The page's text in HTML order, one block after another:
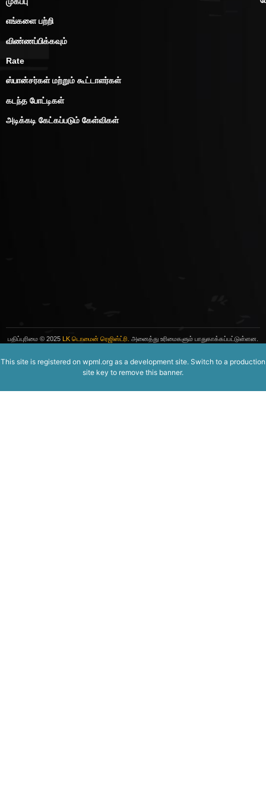
எங்களை பற்றி
விண்ணப்பிக்கவும்
Rate
ஸ்பான்சர்கள் மற்றும் கூட்டாளர்கள்
கடந்த போட்டிகள்
அடிக்கடி கேட்கப்படும் கேள்விகள்
பதிப்புரிமை © 2025 LK டொமைன் ரெஜிஸ்ட்ரி. அனைத்து உரிமைகளும் பாதுகாக்கப்பட்டுள்ளன.
This site is registered on wpml.org as a development site. Switch to a production
site key to remove this banner.